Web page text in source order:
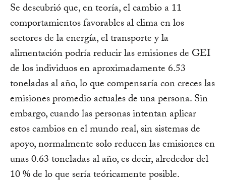
Se descubrió que, en teoría, el cambio a 11
comportamientos favorables al clima en los
sectores de la energía, el transporte y la
alimentación podría reducir las emisiones de GEI
de los individuos en aproximadamente 6.53
toneladas al año, lo que compensaría con creces las
emisiones promedio actuales de una persona. Sin
embargo, cuando las personas intentan aplicar
estos cambios en el mundo real, sin sistemas de
apoyo, normalmente solo reducen las emisiones en
unas 0.63 toneladas al año, es decir, alrededor del
10 % de lo que sería teóricamente posible.